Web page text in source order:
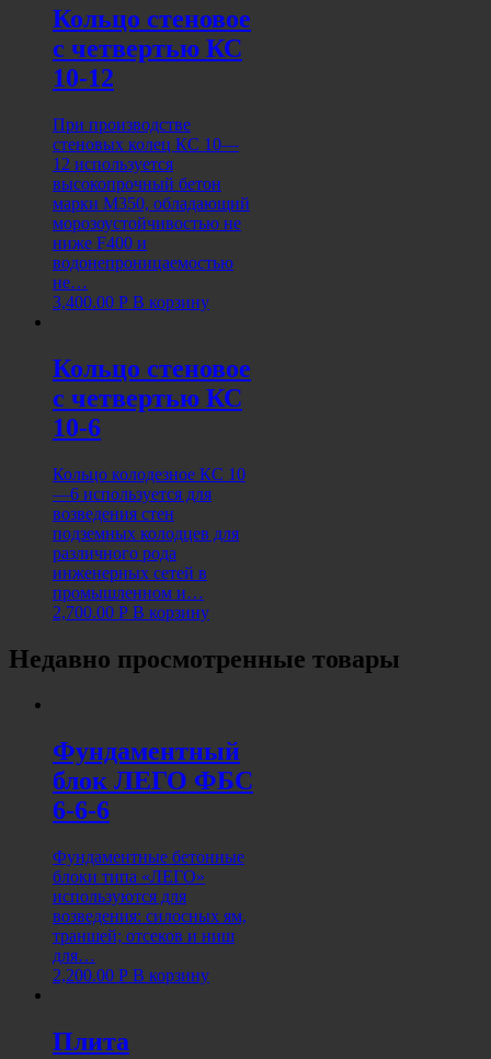
Кольцо стеновое
с четвертью КС
10-12
При производстве
стеновых колец КС 10—
12 используется
высокопрочный бетон
марки М350, обладающий
морозоустойчивостью не
ниже F400 и
водонепроницаемостью
не…
3,400.00 Р В корзину
Кольцо стеновое
с четвертью КС
10-6
Кольцо колодезное КС 10
—6 используется для
возведения стен
подземных колодцев для
различного рода
инженерных сетей в
промышленном и…
2,700.00 Р В корзину
Недавно просмотренные товары
Фундаментный
блок ЛЕГО ФБС
6-6-6
Фундаментные бетонные
блоки типа «ЛЕГО»
используются для
возведения: силосных ям,
траншей; отсеков и ниш
для…
2,200.00 Р В корзину
Плита